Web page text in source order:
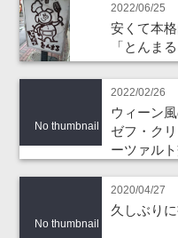
2022/06/25
安くて本
「とんまる
No thumbnail
2022/02/26
ウィーン
ゼフ・ク
ーツァル
No thumbnail
2020/04/27
久しぶり